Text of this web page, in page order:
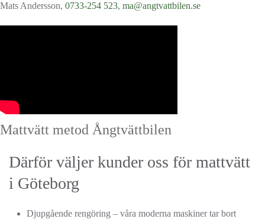
Mats Andersson, 0733-254 523, ma@angtvattbilen.se
Mattvätt metod Ångtvättbilen
Därför väljer kunder oss för mattvätt
i Göteborg
Djupgående rengöring – våra moderna maskiner tar bort